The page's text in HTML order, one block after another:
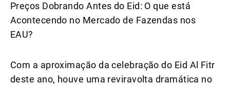
Preços Dobrando Antes do Eid: O que está
Acontecendo no Mercado de Fazendas nos
EAU?
Com a aproximação da celebração do Eid Al Fitr
deste ano, houve uma reviravolta dramática no